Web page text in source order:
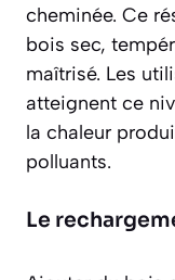
cheminée. Ce
bois sec,
maîtrisé. Les
atteignent ce
la chaleur
polluants.
Le